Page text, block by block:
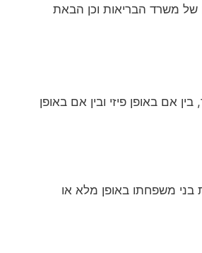
של משרד הבריאות וכן הבאת
אם באופן פיזי ובין אם באופן
בני משפחתו באופן מלא או